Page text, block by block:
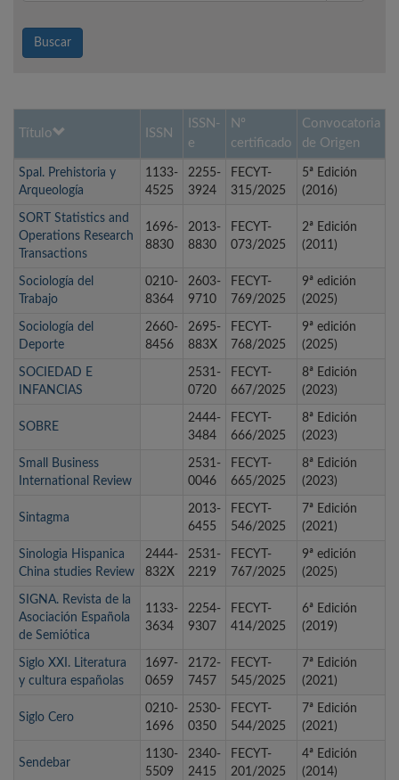
Buscar
Título ISSN
ISSN-
e
Nº
certificado
Convocatoria
de Origen
Spal. Prehistoria y
Arqueología
1133-
4525
2255-
3924
FECYT-
315/2025
5ª Edición
(2016)
SORT Statistics and
Operations Research
Transactions
1696-
8830
2013-
8830
FECYT-
073/2025
2ª Edición
(2011)
Sociología del
Trabajo
0210-
8364
2603-
9710
FECYT-
769/2025
9ª edición
(2025)
Sociología del
Deporte
2660-
8456
2695-
883X
FECYT-
768/2025
9ª edición
(2025)
SOCIEDAD E
INFANCIAS
2531-
0720
FECYT-
667/2025
8ª Edición
(2023)
SOBRE
2444-
3484
FECYT-
666/2025
8ª Edición
(2023)
Small Business
International Review
2531-
0046
FECYT-
665/2025
8ª Edición
(2023)
Sintagma
2013-
6455
FECYT-
546/2025
7ª Edición
(2021)
Sinologia Hispanica
China studies Review
2444-
832X
2531-
2219
FECYT-
767/2025
9ª edición
(2025)
SIGNA. Revista de la
Asociación Española
de Semiótica
1133-
3634
2254-
9307
FECYT-
414/2025
6ª Edición
(2019)
Siglo XXI. Literatura
y cultura españolas
1697-
0659
2172-
7457
FECYT-
545/2025
7ª Edición
(2021)
Siglo Cero
0210-
1696
2530-
0350
FECYT-
544/2025
7ª Edición
(2021)
Sendebar
1130-
5509
2340-
2415
FECYT-
201/2025
4ª Edición
(2014)